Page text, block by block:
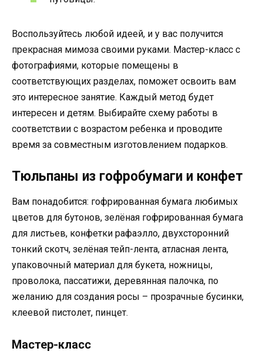
Воспользуйтесь любой идеей, и у вас получится
прекрасная мимоза своими руками. Мастер-класс с
фотографиями, которые помещены в
соответствующих разделах, поможет освоить вам
это интересное занятие. Каждый метод будет
интересен и детям. Выбирайте схему работы в
соответствии с возрастом ребенка и проводите
время за совместным изготовлением подарков.
Тюльпаны из гофробумаги и конфет
Вам понадобится: гофрированная бумага любимых
цветов для бутонов, зелёная гофрированная бумага
для листьев, конфетки рафаэлло, двухсторонний
тонкий скотч, зелёная тейп-лента, атласная лента,
упаковочный материал для букета, ножницы,
проволока, пассатижи, деревянная палочка, по
желанию для создания росы – прозрачные бусинки,
клеевой пистолет, пинцет.
Мастер-класс